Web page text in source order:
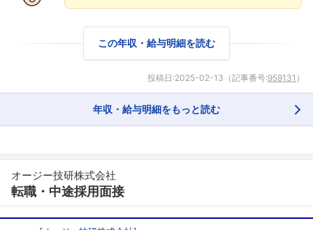
この年収・給与明細を読む
投稿日:2025-02-13 （記事番号:959131 ）
年収・給与明細をもっと読む
オージー技研株式会社
転職・中途採用面接